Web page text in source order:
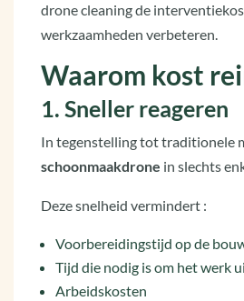
drone cleaning de
werkzaamheden verbeteren.
Waarom kost
1. Sneller reageren
In tegenstelling tot traditionele
schoonmaakdrone in slechts
Deze snelheid vermindert :
Voorbereidingstijd op de
Tijd die nodig is om het werk
Arbeidskosten